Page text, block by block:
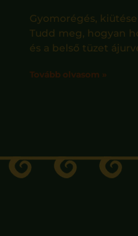
Gyomorégés,
Tudd meg, hogyan
és a belső tüzet
Tovább olvasom »